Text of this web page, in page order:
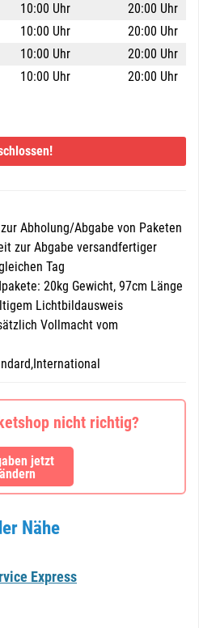
10:00 Uhr
20:00 Uhr
10:00 Uhr
20:00 Uhr
10:00 Uhr
20:00 Uhr
10:00 Uhr 20:00 Uhr
Abholung/Abgabe von Paketen
zur Abgabe versandfertiger
Tag
20kg Gewicht, 97cm Länge
Lichtbildausweis
Vollmacht vom
nicht richtig?
jetzt
ändern
Nähe
Express